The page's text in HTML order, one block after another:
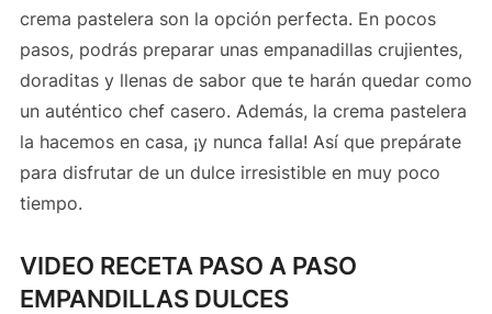
crema pastelera son la opción perfecta. En pocos
pasos, podrás preparar unas empanadillas crujientes,
doraditas y llenas de sabor que te harán quedar como
un auténtico chef casero. Además, la crema pastelera
la hacemos en casa, ¡y nunca falla! Así que prepárate
para disfrutar de un dulce irresistible en muy poco
tiempo.
VIDEO RECETA PASO A PASO
EMPANDILLAS DULCES